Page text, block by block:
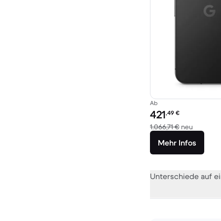
Ab
Preis des erneuerten
421,49 €
1.066,71 € neu
Mehr Infos
Unterschiede auf